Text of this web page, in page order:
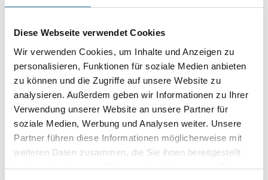
Diese Webseite verwendet Cookies
Wir verwenden Cookies, um Inhalte und Anzeigen zu
personalisieren, Funktionen für soziale Medien anbieten
zu können und die Zugriffe auf unsere Website zu
analysieren. Außerdem geben wir Informationen zu Ihrer
Verwendung unserer Website an unsere Partner für
soziale Medien, Werbung und Analysen weiter. Unsere
Partner führen diese Informationen möglicherweise mit
weiteren Daten zusammen, die Sie ihnen bereitgestellt
haben oder die sie im Rahmen Ihrer Nutzung der Dienste
MPlus MultiVorstrich 10,0
kg EC1 Plus & Blauer
Engel NEU
8001-003349
Bitte einloggen, um Preise zu
sehen
MPlus MultiVorstrich 5,0 kg
EC1 Plus & Blauer Engel
NEU
8001-003350
Bitte einloggen, um Preise zu
sehen